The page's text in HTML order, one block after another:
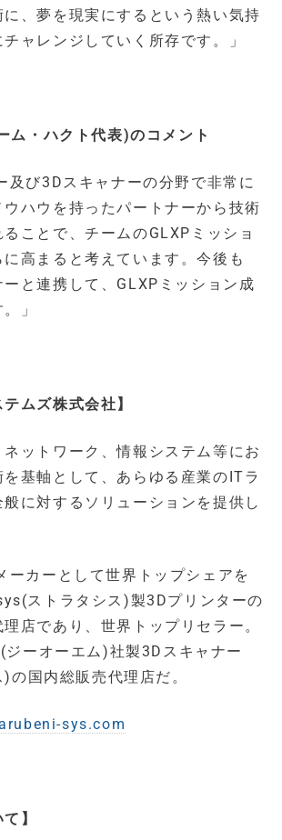
、夢を現実にするという熱い気持
ャレンジしていく所存です。」
ム・ハクト代表)のコメント
及び3Dスキャナーの分野で非常に
ハウを持ったパートナーから技術
ことで、チームのGLXPミッショ
高まると考えています。今後も
と連携して、GLXPミッション成
」
テムズ株式会社】
ットワーク、情報システム等にお
基軸として、あらゆる産業のITラ
に対するソリューションを提供し
ーカーとして世界トップシェアを
ストラタシス)製3Dプリンターの
店であり、世界トップリセラー。
ジーオーエム)社製3Dスキャナー
の国内総販売代理店だ。
sys.com
】